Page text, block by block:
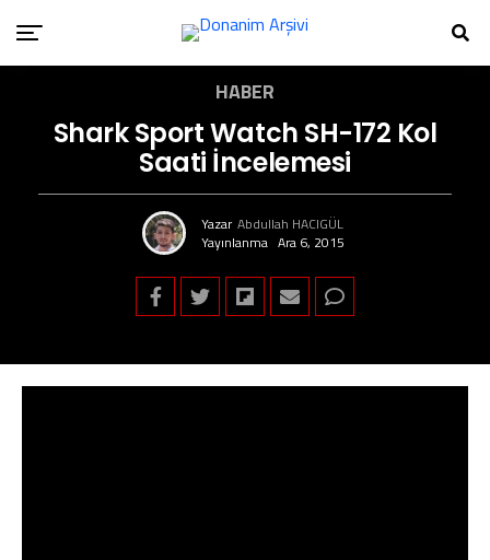
HABER
Shark Sport Watch SH-172 Kol
Saati İncelemesi
Yazar Abdullah HACIGÜL
Yayınlanma Ara 6, 2015